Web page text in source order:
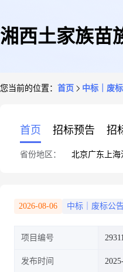
湘西土家族苗
您当前的位置： 首页 中标｜废
首页 招标预告 招
省份地区： 北京广东 上海
2026-08-06 中标｜废标公
项目编号
发布时间